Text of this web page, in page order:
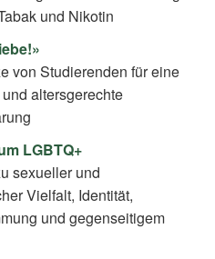
und Nikotin
von Studierenden für eine
altersgerechte
LGBTQ+
sexueller und
Vielfalt, Identität,
und gegenseitigem